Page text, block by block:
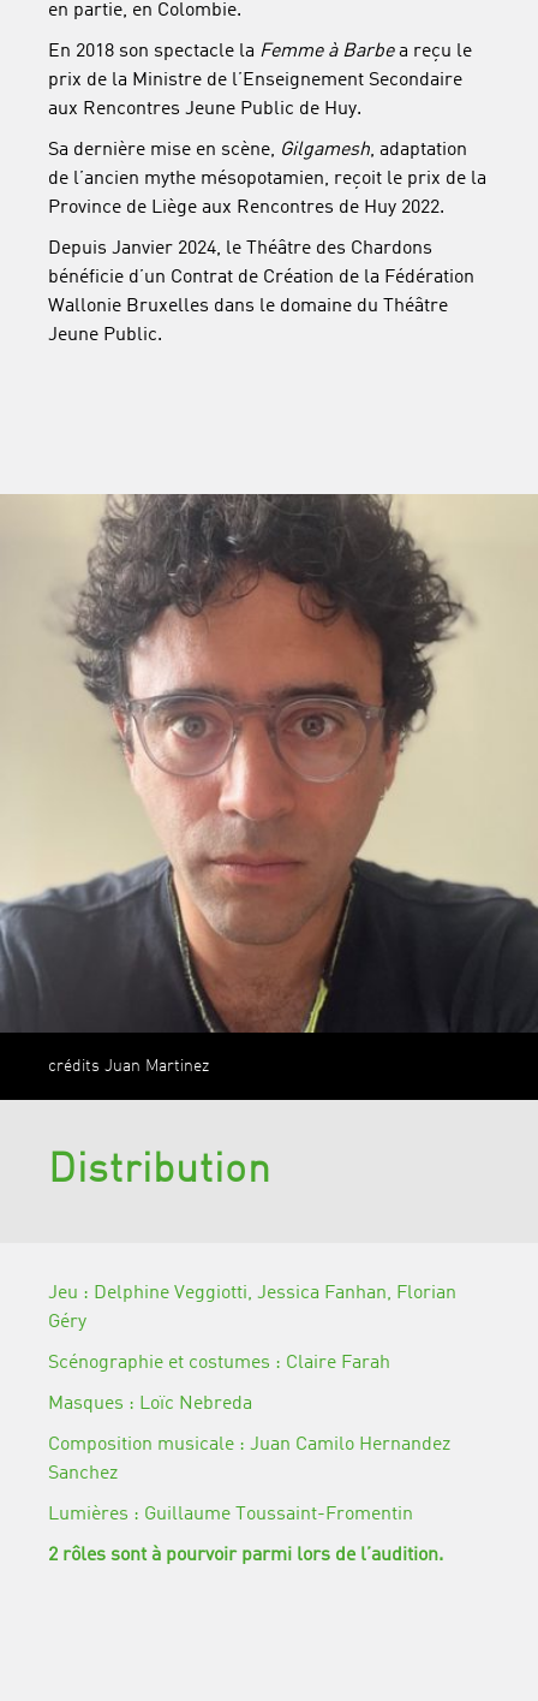
en partie, en Colombie.
En 2018 son spectacle la Femme à Barbea reçu le
prix de la Ministre de l’Enseignement Secondaire
aux Rencontres Jeune Public de Huy.
Sa dernière mise en scène, Gilgamesh, adaptation
de l’ancien mythe mésopotamien, reçoit le prix de la
Province de Liège aux Rencontres de Huy 2022.
Depuis Janvier 2024, le Théâtre des Chardons
bénéficie d’un Contrat de Création de la Fédération
Wallonie Bruxelles dans le domaine du Théâtre
Jeune Public.
crédits Juan Martinez
Distribution
Jeu : Delphine Veggiotti, Jessica Fanhan, Florian
Géry
Scénographie et costumes : Claire Farah
Masques : Loïc Nebreda
Composition musicale : Juan Camilo Hernandez
Sanchez
Lumières : Guillaume Toussaint-Fromentin
2 rôles sont à pourvoir parmi lors de l’audition.